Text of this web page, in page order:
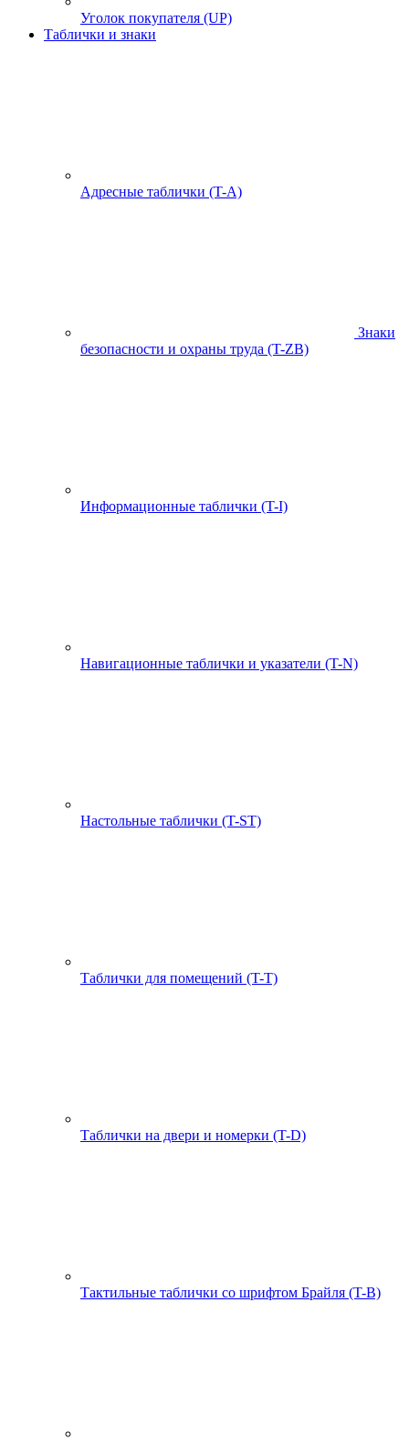
Уголок покупателя (UP)
Таблички и знаки
Адресные таблички (T-A)
Знаки
безопасности и охраны труда (T-ZB)
Информационные таблички (T-I)
Навигационные таблички и указатели (T-N)
Настольные таблички (T-ST)
Таблички для помещений (T-T)
Таблички на двери и номерки (T-D)
Тактильные таблички со шрифтом Брайля (T-B)